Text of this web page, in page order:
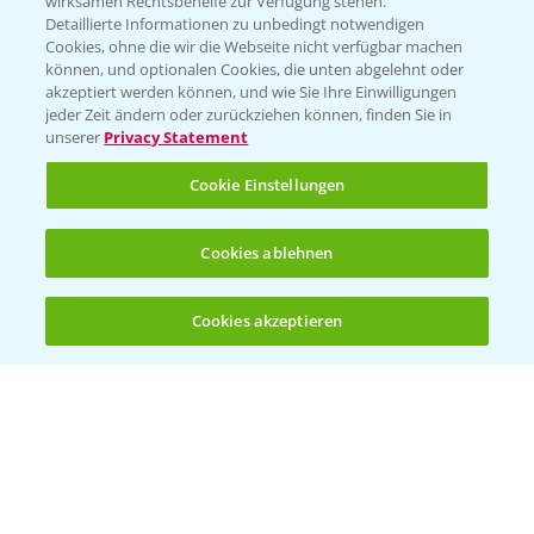
(noch 4)
Beratung auf WhatsApp
T.+49 (0)174 346 564 1
KONTAKT
Hilfe in Notfällen
+49 (0)214/30-20220
Detaillierte Informationen zu unbedingt notwendigen
Cookies, ohne die wir die Webseite nicht verfügbar machen
können, und optionalen Cookies, die unten abgelehnt oder
akzeptiert werden können, und wie Sie Ihre Einwilligungen
jeder Zeit ändern oder zurückziehen können, finden Sie in
unserer Privacy Statement
Cookie Einstellungen
Cookies ablehnen
Cookies akzeptieren